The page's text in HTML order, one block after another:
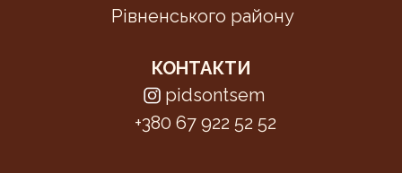
КОНТАКТИ
+380 67 922 52 52
pidsontsem
Рівненського району